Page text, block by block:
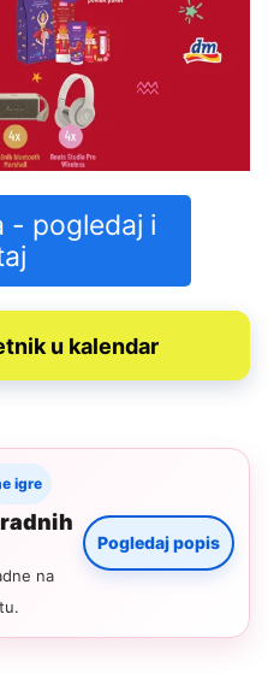
- pogledaj i
u kalendar
igre
na
Pogledaj popis